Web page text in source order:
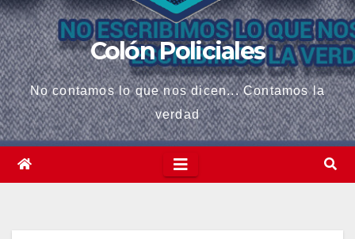
Colón Policiales
No contamos lo que nos dicen... Contamos la
verdad